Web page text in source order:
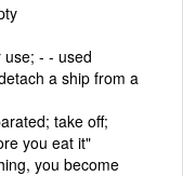
- - used
a ship from a
take off;
you eat it"
you become